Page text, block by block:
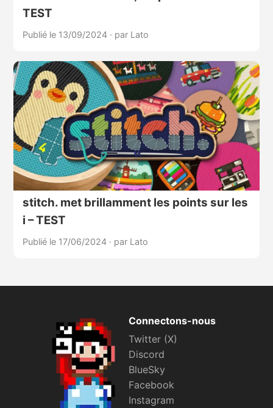
TEST
Publié le 13/09/2024 · par Lato
stitch. met brillamment les points sur les
i – TEST
Publié le 17/06/2024 · par Lato
Connectons-nous
Twitter (X)
Discord
BlueSky
Facebook
Instagram